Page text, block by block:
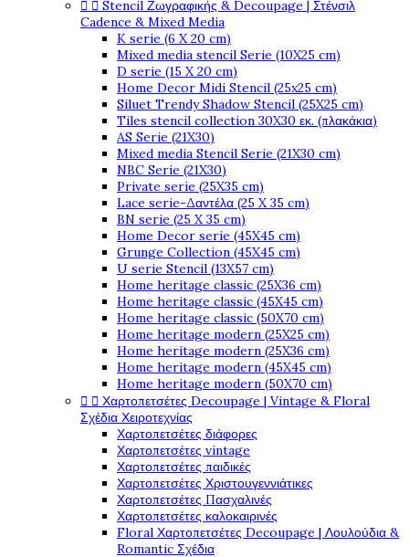
  Stencil Ζωγραφικής & Decoupage | Στένσιλ
Cadence & Mixed Media
K serie (6 X 20 cm)
Mixed media stencil Serie (10X25 cm)
D serie (15 X 20 cm)
Home Decor Midi Stencil (25x25 cm)
Siluet Trendy Shadow Stencil (25X25 cm)
Tiles stencil collection 30X30 εκ. (πλακάκια)
AS Serie (21X30)
Mixed media Stencil Serie (21X30 cm)
NBC Serie (21X30)
Private serie (25X35 cm)
Lace serie-Δαντέλα (25 X 35 cm)
BN serie (25 X 35 cm)
Home Decor serie (45X45 cm)
Grunge Collection (45X45 cm)
U serie Stencil (13X57 cm)
Home heritage classic (25X36 cm)
Home heritage classic (45X45 cm)
Home heritage classic (50X70 cm)
Home heritage modern (25X25 cm)
Home heritage modern (25X36 cm)
Home heritage modern (45X45 cm)
Home heritage modern (50X70 cm)
  Χαρτοπετσέτες Decoupage | Vintage & Floral
Σχέδια Χειροτεχνίας
Χαρτοπετσέτες διάφορες
Χαρτοπετσέτες vintage
Χαρτοπετσέτες παιδικές
Χαρτοπετσέτες Χριστουγεννιάτικες
Χαρτοπετσέτες Πασχαλινές
Χαρτοπετσέτες καλοκαιρινές
Floral Χαρτοπετσέτες Decoupage | Λουλούδια &
Romantic Σχέδια